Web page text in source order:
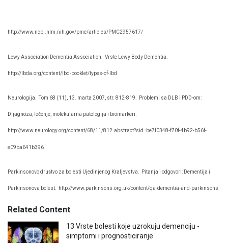
http://www.ncbi.nlm.nih.gov/pmc/articles/PMC2957617/
Lewy Association Dementia Association. Vrste Lewy Body Dementia.
http://lbda.org/content/lbd-booklet/types-of-lbd
Neurologija. Tom 68 (11), 13. marta 2007, str. 812-819. Problemi sa DLB i PDD-om:
Dijagnoza, lečenje, molekularna patologija i biomarkeri.
http://www.neurology.org/content/68/11/812.abstract?sid=be7f0348-f70f-4b92-b56f-
e09ba641b396
Parkinsonovo društvo za bolesti Ujedinjenog Kraljevstva. Pitanja i odgovori: Dementija i
Parkinsonova bolest. http://www.parkinsons.org.uk/content/qa-dementia-and-parkinsons
Related Content
13 Vrste bolesti koje uzrokuju demenciju -
simptomi i prognosticiranje